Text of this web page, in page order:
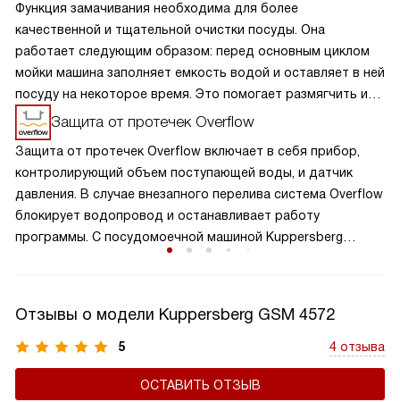
Функция замачивания необходима для более
качественной и тщательной очистки посуды. Она
работает следующим образом: перед основным циклом
мойки машина заполняет емкость водой и оставляет в ней
посуду на некоторое время. Это помогает размягчить и
отделить остатки пищи и другие загрязнения, чтобы их
было проще удалить с поверхности во время основного
цикла мойки. Эта программа пригодится, если вы
пользуетесь устройством не так часто, или если уровень
ее загрязнения выше обычного. Использование этой
функции улучшает результаты мойки и уменьшает
необходимость предварительной обработки посуды
Защита от протечек Overflow
Защита от протечек Overflow включает в себя прибор,
контролирующий объем поступающей воды, и датчик
давления. В случае внезапного перелива система Overflow
блокирует водопровод и останавливает работу
программы. С посудомоечной машиной Kuppersberg
Отзывы о модели Kuppersberg GSM 4572
5 4 отзыва
ОСТАВИТЬ ОТЗЫВ